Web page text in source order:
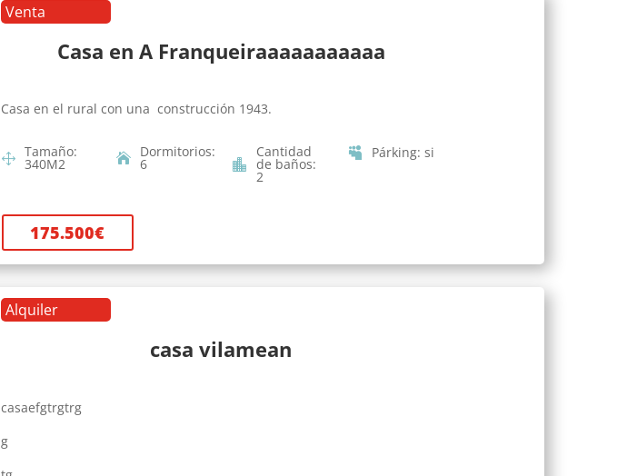
Venta
Casa en A Franqueiraaaaaaaaaaa
Casa en el rural con una construcción 1943.
Tamaño:
340M2
Dormitorios:
6
Cantidad
de baños:
2
Párking:si
175.500€
Alquiler
casa vilamean
casaefgtrgtrg
g